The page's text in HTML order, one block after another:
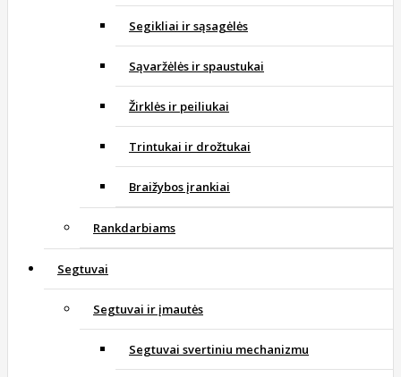
Segikliai ir sąsagėlės
Sąvaržėlės ir spaustukai
Žirklės ir peiliukai
Trintukai ir drožtukai
Braižybos įrankiai
Rankdarbiams
Segtuvai
Segtuvai ir įmautės
Segtuvai svertiniu mechanizmu